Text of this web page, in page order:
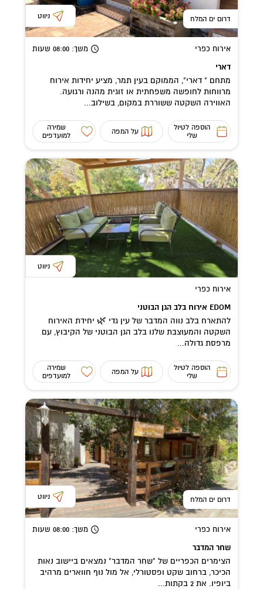
דרום ים המלח ניווט
אירוח כפרי משך: 08:00 שעות
דארי
מתחם " דארי", הממוקם בעין תמר, מציע יחידות אירוח
מרווחות לחופשה משפחתית או זוגית מהנה ורגועה.
האווירה השקטה ששוררת במקום, בשילוב...
הוספה לטיול
שלי
על המפה
שמירה
למועדפים
ניווט
אירוח כפרי
EDOM אירוח בלב הגן הבוטני
להתארח בלב נווה המדבר של עין גדי 🌿 יחידת האירוח
השקטה והמעוצבת שלנו בלב הגן הבוטני של הקיבוץ, עם
מרפסת גדולה...
הוספה לטיול
שלי
על המפה
שמירה
למועדפים
דרום ים המלח ניווט
אירוח כפרי משך: 08:00 שעות
שחר המדבר
הצימרים הכפריים של "שחר המדבר" נמצאים ביישוב נאות
הכיכר, ברחוב שקט ופסטורלי, אל מול נוף חווארים מרהיב
ביופיו. את 2 בקתות...